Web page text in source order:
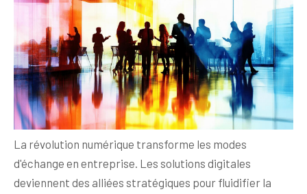
La révolution numérique transforme les modes
d'échange en entreprise. Les solutions digitales
deviennent des alliées stratégiques pour fluidifier la